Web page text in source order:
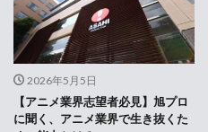
2026年5月5日
【アニメ業界志望者必見】旭プロ
に聞く、アニメ業界で生き抜くた